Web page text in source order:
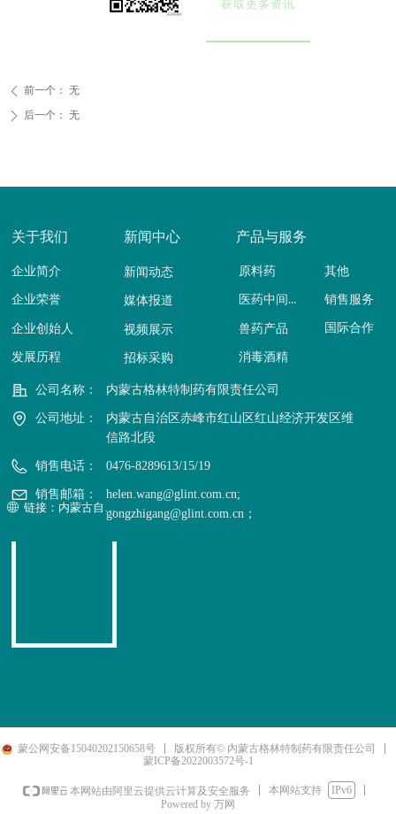
获取更多资讯
ꄴ 前一个： 无
ꄲ 后一个： 无
企业简介
企业荣誉
企业创始人
发展历程
关于我们
新闻动态
媒体报道
视频展示
招标采购
新闻中心
原料药
医药中间体
兽药产品
消毒酒精
其他
销售服务
国际合作
产品与服务
公司名称： 内蒙古格林特制药有限责任公司
公司地址：
内蒙古自治区赤峰市红山区红山经济开发区维
信路北段
销售电话： 0476-8289613/15/19
销售邮箱：
helen.wang@glint.com.cn;
gongzhigang@glint.com.cn；
ꄓ 链接：内蒙古自治区政府公报
蒙公网安备15040202150658号
版权所有© 内蒙古格林特制药有限责任公司
蒙ICP备2022003572号-1
本网站由阿里云提供云计算及安全服务 本网站支持
IPv6
Powered by 万网